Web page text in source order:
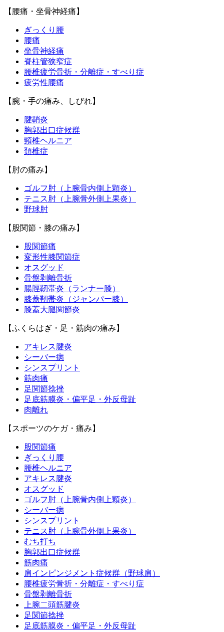
【腰痛・坐骨神経痛】
ぎっくり腰
腰痛
坐骨神経痛
脊柱管狭窄症
腰椎疲労骨折・分離症・すべり症
疲労性腰痛
【腕・手の痛み、しびれ】
腱鞘炎
胸郭出口症候群
頸椎ヘルニア
頚椎症
【肘の痛み】
ゴルフ肘（上腕骨内側上顆炎）
テニス肘（上腕骨外側上果炎）
野球肘
【股関節・膝の痛み】
股関節痛
変形性膝関節症
オスグッド
骨盤剥離骨折
腸脛靭帯炎（ランナー膝）
膝蓋靭帯炎（ジャンパー膝）
膝蓋大腿関節炎
【ふくらはぎ・足・筋肉の痛み】
アキレス腱炎
シーバー病
シンスプリント
筋肉痛
足関節捻挫
足底筋膜炎・偏平足・外反母趾
肉離れ
【スポーツのケガ・痛み】
股関節痛
ぎっくり腰
腰椎ヘルニア
アキレス腱炎
オスグッド
ゴルフ肘（上腕骨内側上顆炎）
シーバー病
シンスプリント
テニス肘（上腕骨外側上果炎）
むち打ち
胸郭出口症候群
筋肉痛
肩インピンジメント症候群（野球肩）
腰椎疲労骨折・分離症・すべり症
骨盤剥離骨折
上腕二頭筋腱炎
足関節捻挫
足底筋膜炎・偏平足・外反母趾